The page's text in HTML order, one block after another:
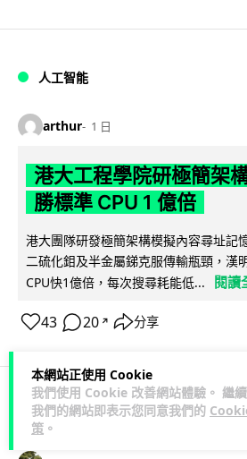
本網站正使用 Cookie
我們使用 Cookie 改善網站體驗。 繼
我們的網站即表示您同意我們的
策 。
人工智能
arthur 1 日
港大工程學院研極簡架
勝標準 CPU 1 億倍
港大團隊研發極簡架構模擬內容尋址記
二硫化鉬及半金屬銻克服傳輸瓶頸，漢
CPU快1億倍，每次搜尋耗能低...
閱讀
43 20 ↗ 分享
人工智能